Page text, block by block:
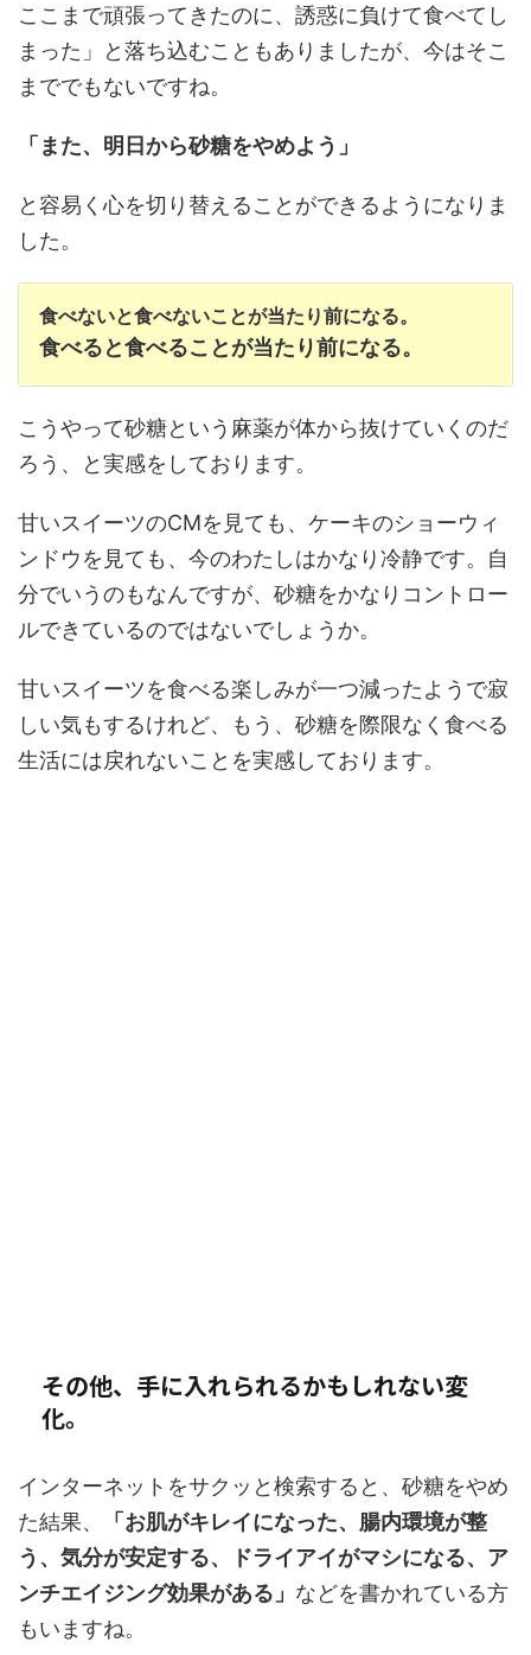
ここまで頑張ってきたのに、誘惑に負けて食べてし
まった」と落ち込むこともありましたが、今はそこ
まででもないですね。
「また、明日から砂糖をやめよう」
と容易く心を切り替えることができるようになりま
した。
食べないと食べないことが当たり前になる。
食べると食べることが当たり前になる。
こうやって砂糖という麻薬が体から抜けていくのだ
ろう、と実感をしております。
甘いスイーツのCMを見ても、ケーキのショーウィ
ンドウを見ても、今のわたしはかなり冷静です。自
分でいうのもなんですが、砂糖をかなりコントロー
ルできているのではないでしょうか。
甘いスイーツを食べる楽しみが一つ減ったようで寂
しい気もするけれど、もう、砂糖を際限なく食べる
生活には戻れないことを実感しております。
その他、手に入れられるかもしれない変
化。
インターネットをサクッと検索すると、砂糖をやめ
た結果、
「お肌がキレイになった、腸内環境が整
う、気分が安定する、ドライアイがマシになる、ア
ンチエイジング効果がある」 などを書かれている方
もいますね。